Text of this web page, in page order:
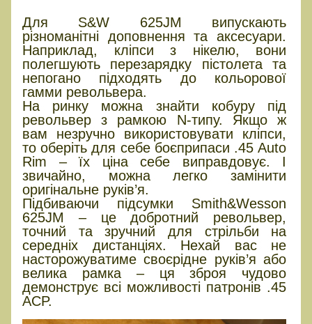
Для S&W 625JM випускають
різноманітні доповнення та аксесуари.
Наприклад, кліпси з нікелю, вони
полегшують перезарядку пістолета та
непогано підходять до кольорової
гамми револьвера.
На ринку можна знайти кобуру під
револьвер з рамкою N-типу. Якщо ж
вам незручно використовувати кліпси,
то оберіть для себе боєприпаси .45 Auto
Rim – їх ціна себе виправдовує. І
звичайно, можна легко замінити
оригінальне руків’я.
Підбиваючи підсумки Smith&Wesson
625JM – це добротний револьвер,
точний та зручний для стрільби на
середніх дистанціях. Нехай вас не
насторожуватиме своєрідне руків’я або
велика рамка – ця зброя чудово
демонструє всі можливості патронів .45
ACP.